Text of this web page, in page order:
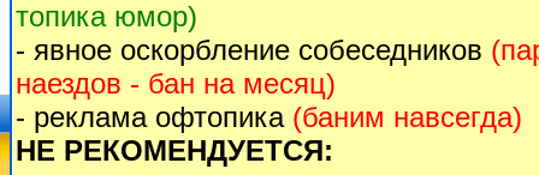
топика юмор)
- явное оскорбление собеседников
наездов - бан на месяц)
- реклама офтопика (баним навсегда)
НЕ РЕКОМЕНДУЕТСЯ: